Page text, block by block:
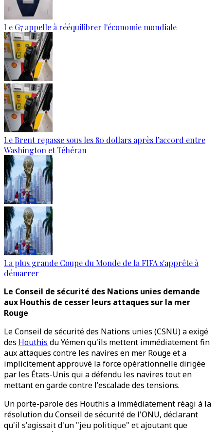
Le G7 appelle à rééquilibrer l'économie mondiale
Le Brent repasse sous les 80 dollars après l’accord entre
Washington et Téhéran
La plus grande Coupe du Monde de la FIFA s'apprête à
démarrer
Le Conseil de sécurité des Nations unies demande
aux Houthis de cesser leurs attaques sur la mer
Rouge
Le Conseil de sécurité des Nations unies (CSNU) a exigé
des Houthis du Yémen qu'ils mettent immédiatement fin
aux attaques contre les navires en mer Rouge et a
implicitement approuvé la force opérationnelle dirigée
par les États-Unis qui a défendu les navires tout en
mettant en garde contre l'escalade des tensions.
Un porte-parole des Houthis a immédiatement réagi à la
résolution du Conseil de sécurité de l'ONU, déclarant
qu'il s'agissait d'un "jeu politique" et ajoutant que